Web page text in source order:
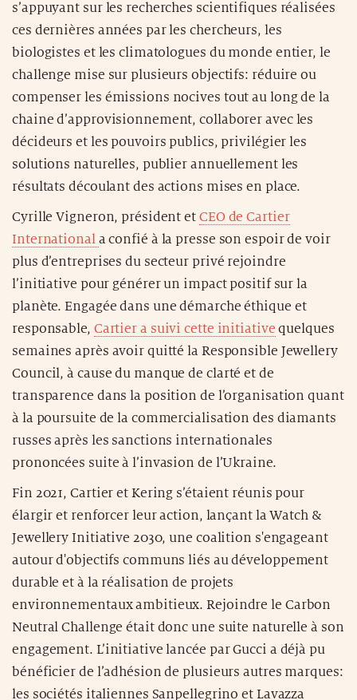
s’appuyant sur les recherches scientifiques réalisées
ces dernières années par les chercheurs, les
biologistes et les climatologues du monde entier, le
challenge mise sur plusieurs objectifs: réduire ou
compenser les émissions nocives tout au long de la
chaine d’approvisionnement, collaborer avec les
décideurs et les pouvoirs publics, privilégier les
solutions naturelles, publier annuellement les
résultats découlant des actions mises en place.
Cyrille Vigneron, président et CEO de Cartier
International a confié à la presse son espoir de voir
plus d’entreprises du secteur privé rejoindre
l’initiative pour générer un impact positif sur la
planète. Engagée dans une démarche éthique et
responsable, Cartier a suivi cette initiative quelques
semaines après avoir quitté la Responsible Jewellery
Council, à cause du manque de clarté et de
transparence dans la position de l’organisation quant
à la poursuite de la commercialisation des diamants
russes après les sanctions internationales
prononcées suite à l’invasion de l’Ukraine.
Fin 2021, Cartier et Kering s’étaient réunis pour
élargir et renforcer leur action, lançant la Watch &
Jewellery Initiative 2030, une coalition s'engageant
autour d'objectifs communs liés au développement
durable et à la réalisation de projets
environnementaux ambitieux. Rejoindre le Carbon
Neutral Challenge était donc une suite naturelle à son
engagement. L’initiative lancée par Gucci a déjà pu
bénéficier de l’adhésion de plusieurs autres marques:
les sociétés italiennes Sanpellegrino et Lavazza